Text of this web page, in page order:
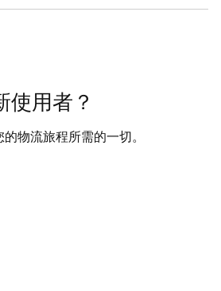
使用者？
物流旅程所需的一切。